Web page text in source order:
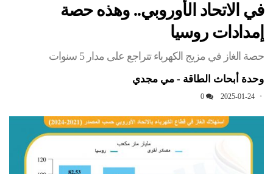
في الاتحاد الأوروبي.. وهذه حصة
إمدادات روسيا
حصة الغاز في مزيج الكهرباء تتراجع على مدار 5 سنوات
وحدة أبحاث الطاقة - مي مجدي
2025-01-24
0